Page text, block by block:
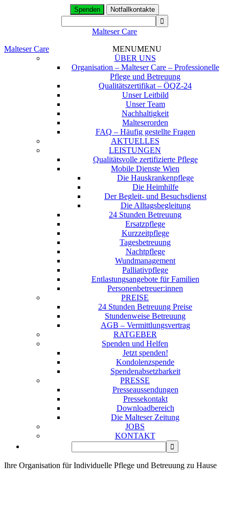
Spenden Notfallkontakte
Malteser Care
Malteser Care
MENUMENU
ÜBER UNS
Organisation – Malteser Care – Professionelle
Pflege und Betreuung
Qualitätszertifikat – ÖQZ-24
Unser Leitbild
Unser Team
Nachhaltigkeit
Malteserorden
FAQ – Häufig gestellte Fragen
AKTUELLES
LEISTUNGEN
Qualitätsvolle zertifizierte Pflege
Mobile Dienste Wien
Die Hauskrankenpflege
Die Heimhilfe
Der Begleit- und Besuchsdienst
Die Alltagsbegleitung
24 Stunden Betreuung
Ersatzpflege
Kurzzeitpflege
Tagesbetreuung
Nachtpflege
Wundmanagement
Palliativpflege
Entlastungsangebote für Familien
Personenbetreuer:innen
PREISE
24 Stunden Betreuung Preise
Stundenweise Betreuung
AGB – Vermittlungsvertrag
RATGEBER
Spenden und Helfen
Jetzt spenden!
Kondolenzspende
Spendenabsetzbarkeit
PRESSE
Presseaussendungen
Pressekontakt
Downloadbereich
Die Malteser Zeitung
JOBS
KONTAKT
Ihre Organisation für Individuelle Pflege und Betreuung zu Hause